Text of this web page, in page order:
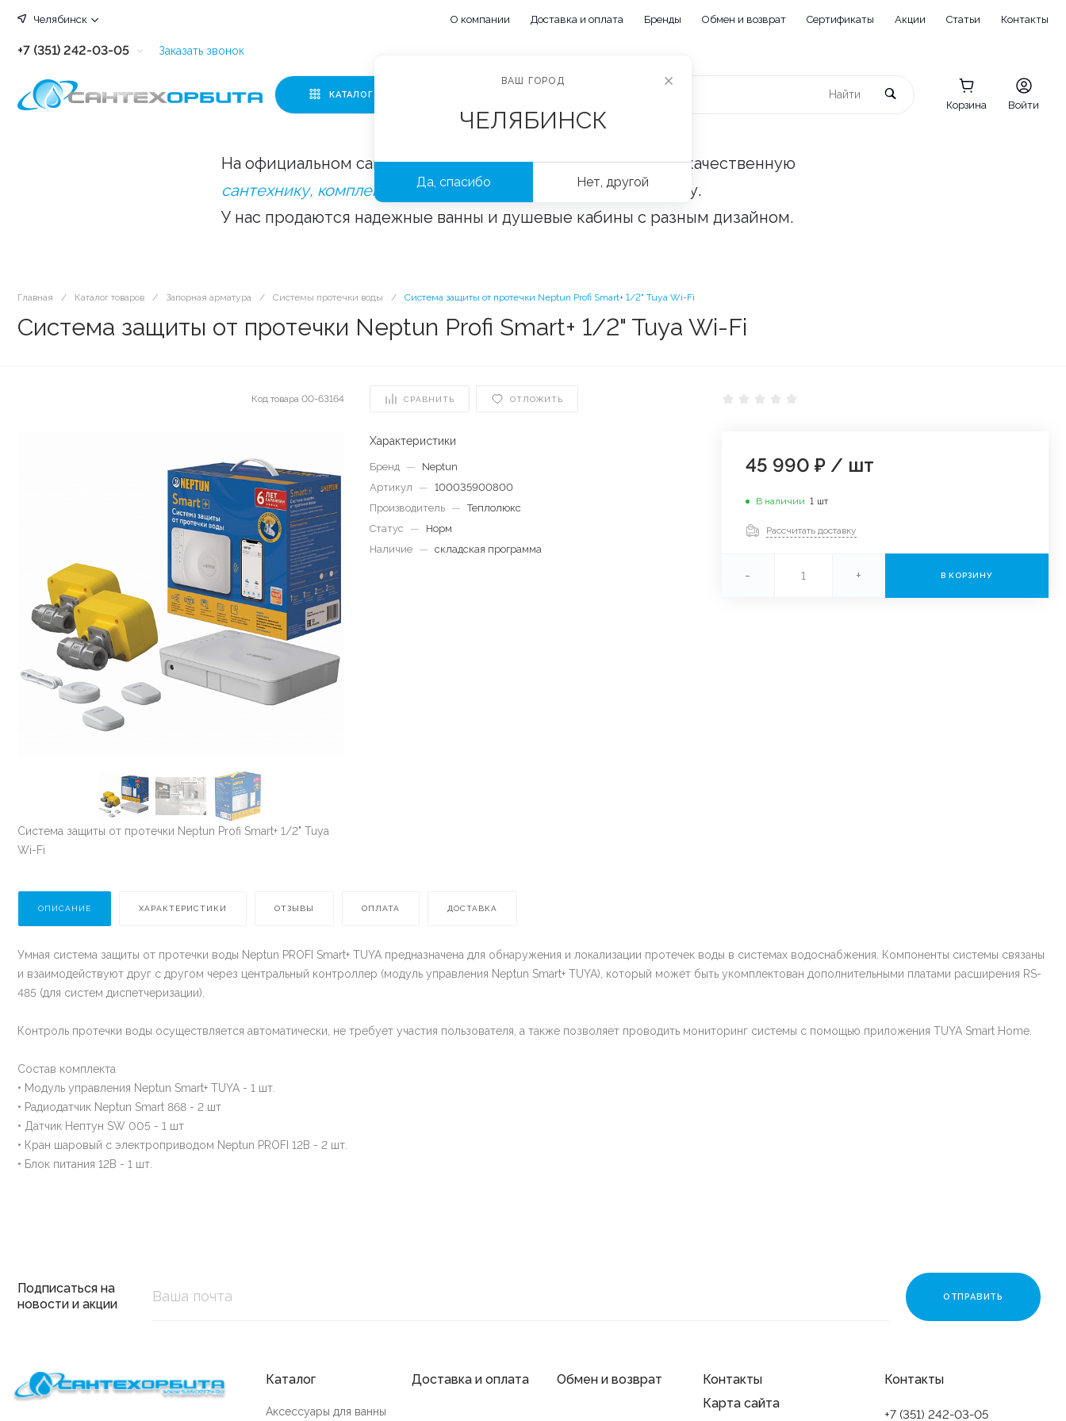
Челябинск О компании Доставка и оплата Бренды Обмен и возврат Сертификаты Акции Статьи Контакты
+7 (351) 242-03-05
+7 (351) 242-03-63
Заказать звонок
КАТАЛОГ
Корзина Войти
На официальном сайте «Сантехорбита» вы можете купить качественную
сантехнику, комплектующие и аксессуары
оптом и в розницу.
У нас продаются надежные ванны и душевые кабины с разным дизайном.
Главная / Каталог товаров / Запорная арматура / Системы протечки воды / Система защиты от протечки Neptun Profi Smart+ 1/2" Tuya Wi-Fi
Система защиты от протечки Neptun Profi Smart+ 1/2" Tuya Wi-Fi
Код товара 00-63164 СРАВНИТЬ ОТЛОЖИТЬ
Система защиты от протечки Neptun Profi Smart+ 1/2" Tuya
Wi-Fi
Характеристики
Бренд —
Neptun
Артикул
— 100035900800
Производитель
— Теплолюкс
Статус
—
Норм
Наличие
— складская программа
45 990 ₽ / шт
В наличии 1 шт
Рассчитать доставку
- + В КОРЗИНУ
ОПИСАНИЕ ХАРАКТЕРИСТИКИ ОТЗЫВЫ ОПЛАТА ДОСТАВКА
Умная система защиты от протечки воды Neptun PROFI Smart+ TUYA предназначена для обнаружения и локализации протечек воды в системах водоснабжения. Компоненты системы связаны
и взаимодействуют друг с другом через центральный контроллер (модуль управления Neptun Smart+ TUYA), который может быть укомплектован дополнительными платами расширения RS-
485 (для систем диспетчеризации).
Контроль протечки воды осуществляется автоматически, не требует участия пользователя, а также позволяет проводить мониторинг системы с помощью приложения TUYA Smart Home.
Состав комплекта
• Модуль управления Neptun Smart+ TUYA - 1 шт.
• Радиодатчик Neptun Smart 868 - 2 шт
• Датчик Нептун SW 005 - 1 шт
• Кран шаровый с электроприводом Neptun PROFI 12В - 2 шт.
• Блок питания 12В - 1 шт.
Подписаться на
новости и акции
Каталог
Аксессуары для ванны
Доставка и оплата Обмен и возврат
Контакты
Карта сайта
Контакты
+7 (351) 242-03-05
ВАШ ГОРОД
ЧЕЛЯБИНСК
Да, спасибо Нет, другой